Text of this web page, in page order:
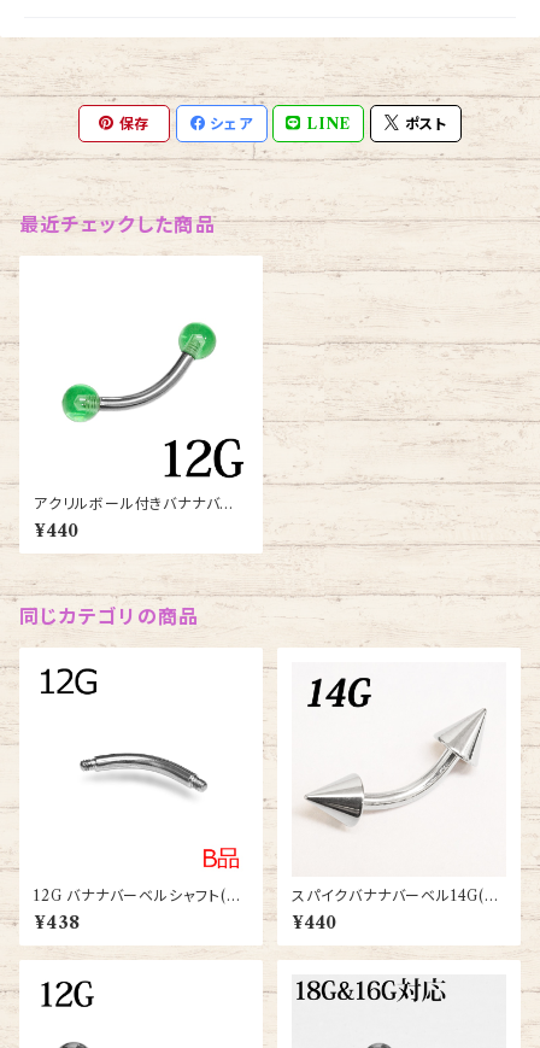
保存 シェア LINE ポスト
最近チェックした商品
アクリルボール付きバナナバー
ベル12G(banana-gr-12g)
¥440
同じカテゴリの商品
12G バナナバーベルシャフト(PI
NC-12G-SS)
¥438
スパイクバナナバーベル14G(B
A-SCD004-14G-SS)
¥440